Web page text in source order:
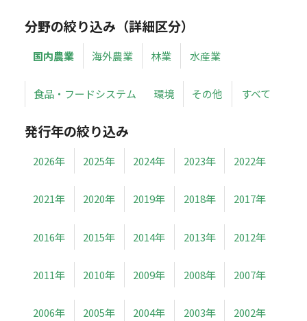
分野の絞り込み（詳細区分）
国内農業 海外農業 林業 水産業
食品・フードシステム 環境 その他 すべて
発行年の絞り込み
2026年 2025年 2024年 2023年 2022年
2021年 2020年 2019年 2018年 2017年
2016年 2015年 2014年 2013年 2012年
2011年 2010年 2009年 2008年 2007年
2006年 2005年 2004年 2003年 2002年